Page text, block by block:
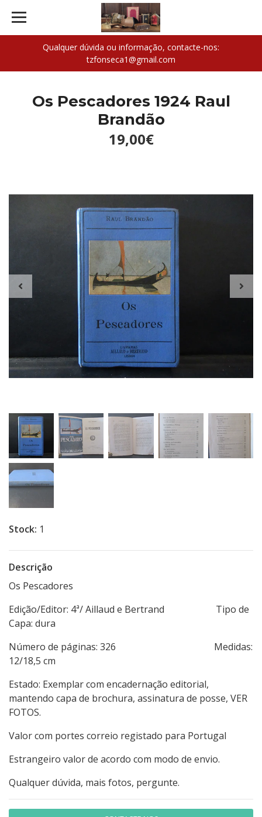
Qualquer dúvida ou informação, contacte-nos:
tzfonseca1@gmail.com
Os Pescadores 1924 Raul
Brandão
19,00€
Stock: 1
Descrição
Os Pescadores
Edição/Editor: 4ª/ Aillaud e Bertrand Tipo de
Capa: dura
Número de páginas: 326 Medidas:
12/18,5 cm
Estado: Exemplar com encadernação editorial,
mantendo capa de brochura, assinatura de posse, VER
FOTOS.
Valor com portes correio registado para Portugal
Estrangeiro valor de acordo com modo de envio.
Qualquer dúvida, mais fotos, pergunte.